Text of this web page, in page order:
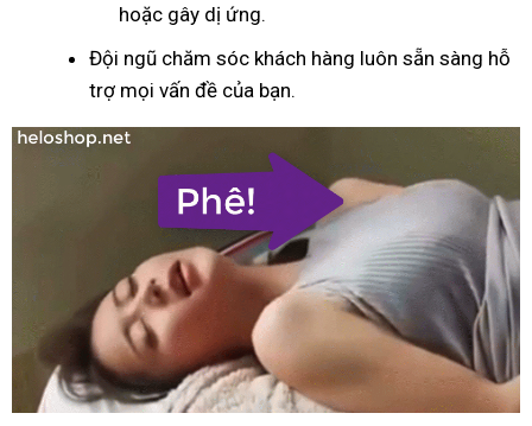
hoặc gây dị ứng.
Đội ngũ chăm sóc khách hàng luôn sẵn sàng hỗ
trợ mọi vấn đề của bạn.